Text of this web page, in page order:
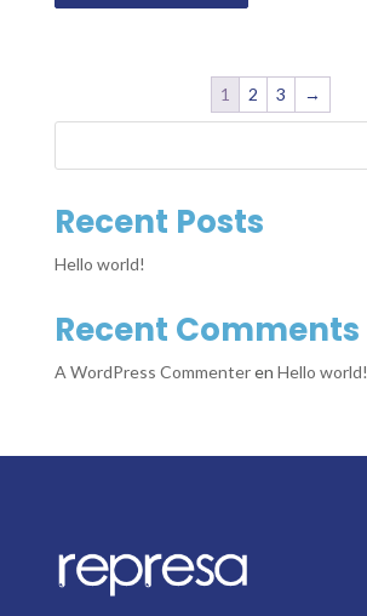
1 2 3 →
Recent Posts
Hello world!
Recent Comments
A WordPress Commenteren Hello world!